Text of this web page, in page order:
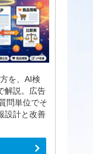
を、AI検
解説。広告
問単位でそ
設計と改善